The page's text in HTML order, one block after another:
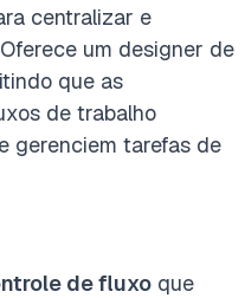
centralizar e
um designer de
que as
de trabalho
gerenciem tarefas de
de fluxo que